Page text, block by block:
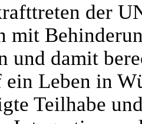
der
mit
und damit
ein Leben in
Teilhabe